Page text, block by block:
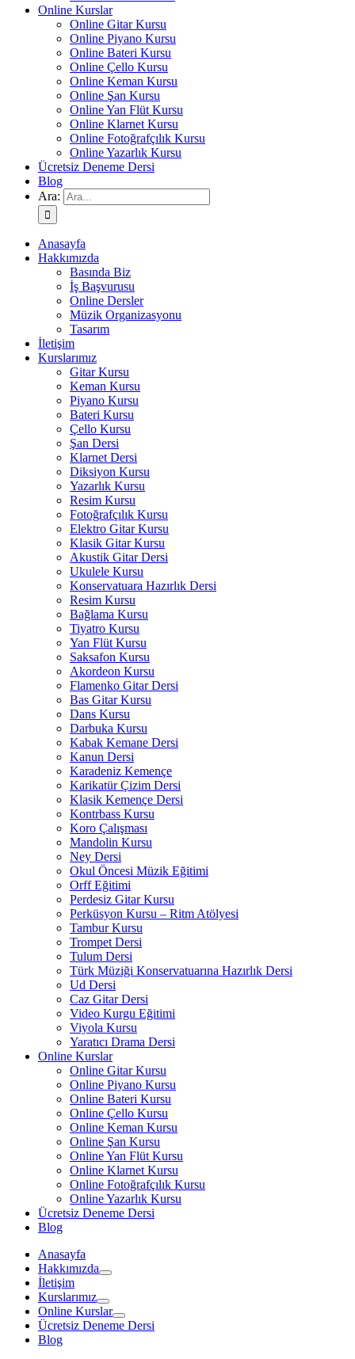
Online Kurslar
Online Gitar Kursu
Online Piyano Kursu
Online Bateri Kursu
Online Çello Kursu
Online Keman Kursu
Online Şan Kursu
Online Yan Flüt Kursu
Online Klarnet Kursu
Online Fotoğrafçılık Kursu
Online Yazarlık Kursu
Ücretsiz Deneme Dersi
Blog
Ara:
Anasayfa
Hakkımızda
Basında Biz
İş Başvurusu
Online Dersler
Müzik Organizasyonu
Tasarım
İletişim
Kurslarımız
Gitar Kursu
Keman Kursu
Piyano Kursu
Bateri Kursu
Çello Kursu
Şan Dersi
Klarnet Dersi
Diksiyon Kursu
Yazarlık Kursu
Resim Kursu
Fotoğrafçılık Kursu
Elektro Gitar Kursu
Klasik Gitar Kursu
Akustik Gitar Dersi
Ukulele Kursu
Konservatuara Hazırlık Dersi
Resim Kursu
Bağlama Kursu
Tiyatro Kursu
Yan Flüt Kursu
Saksafon Kursu
Akordeon Kursu
Flamenko Gitar Dersi
Bas Gitar Kursu
Dans Kursu
Darbuka Kursu
Kabak Kemane Dersi
Kanun Dersi
Karadeniz Kemençe
Karikatür Çizim Dersi
Klasik Kemençe Dersi
Kontrbass Kursu
Koro Çalışması
Mandolin Kursu
Ney Dersi
Okul Öncesi Müzik Eğitimi
Orff Eğitimi
Perdesiz Gitar Kursu
Perküsyon Kursu – Ritm Atölyesi
Tambur Kursu
Trompet Dersi
Tulum Dersi
Türk Müziği Konservatuarına Hazırlık Dersi
Ud Dersi
Caz Gitar Dersi
Video Kurgu Eğitimi
Viyola Kursu
Yaratıcı Drama Dersi
Online Kurslar
Online Gitar Kursu
Online Piyano Kursu
Online Bateri Kursu
Online Çello Kursu
Online Keman Kursu
Online Şan Kursu
Online Yan Flüt Kursu
Online Klarnet Kursu
Online Fotoğrafçılık Kursu
Online Yazarlık Kursu
Ücretsiz Deneme Dersi
Blog
Anasayfa
Hakkımızda
İletişim
Kurslarımız
Online Kurslar
Ücretsiz Deneme Dersi
Blog